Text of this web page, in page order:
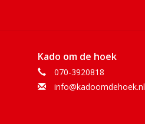
Kado om de hoek
070-3920818
info@kadoomdehoek.nl